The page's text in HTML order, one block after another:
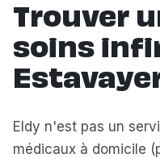
Trouver
soins
Eldy n'est pas un
médicaux à domicile